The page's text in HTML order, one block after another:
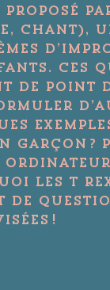
chant),
Ces
de point
garçon ?
les T rex
de
!